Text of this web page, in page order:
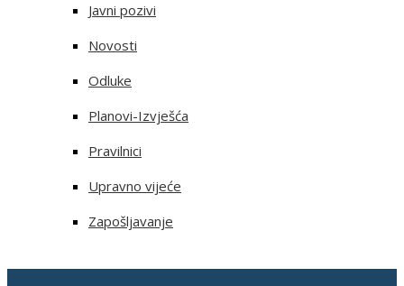
Javni pozivi
Novosti
Odluke
Planovi-Izvješća
Pravilnici
Upravno vijeće
Zapošljavanje